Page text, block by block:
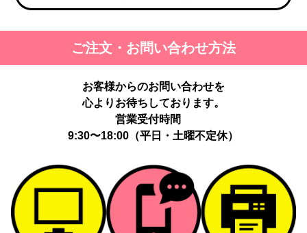
ご注文・お問い合わせ方法
お客様からのお問い合わせを
心よりお待ちしております。
営業受付時間
9:30〜18:00（平日・土曜不定休）